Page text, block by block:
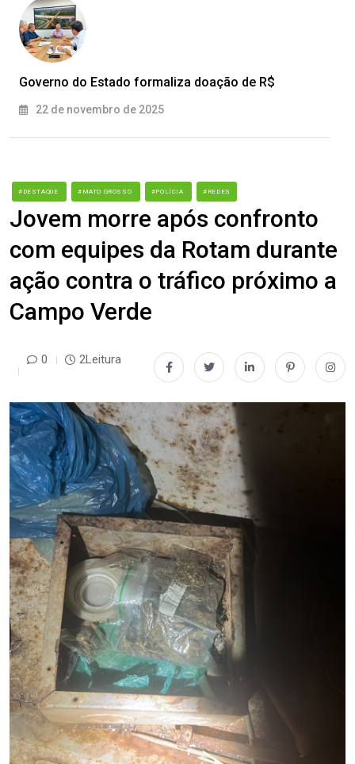
Governo do Estado formaliza doação de R$
22 de novembro de 2025
#DESTAQUE #MATO GROSSO #POLÍCIA #REDES
Jovem morre após confronto
com equipes da Rotam durante
ação contra o tráfico próximo a
Campo Verde
0 2Leitura